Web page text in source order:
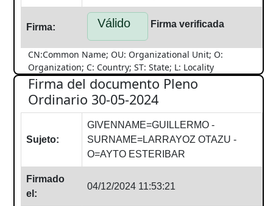
Firma: Válido Firma verificada
CN:Common Name; OU: Organizational Unit; O:
Organization; C: Country; ST: State; L: Locality
Firma del documento Pleno
Ordinario 30-05-2024
Sujeto:
GIVENNAME=GUILLERMO -
SURNAME=LARRAYOZ OTAZU -
O=AYTO ESTERIBAR
Firmado
el:
04/12/2024 11:53:21